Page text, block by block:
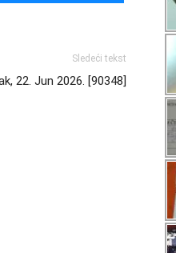
Sledeći tekst
22. Jun 2026. [90348]